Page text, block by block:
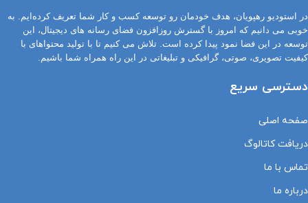
در استودیو رهپویان، هدف خودمان رو توسعه کسب و کار شما تعریف کرده‌ایم. به
خوبی می دانیم که امروز با گسترش روزافزون فضای رسانه های دیجیتال، این
توسعه در این فضا نمود پیدا کرده است. تلاش می کنیم تا با تولید محتواهای با
کیفیت تصویری، صوتی، گرافیکی و تبلیغاتی در این راه همراه شما باشیم.
دسترسی سریع
صفحه اصلی
دریافت کاتالوگ
تماس با ما
درباره ما